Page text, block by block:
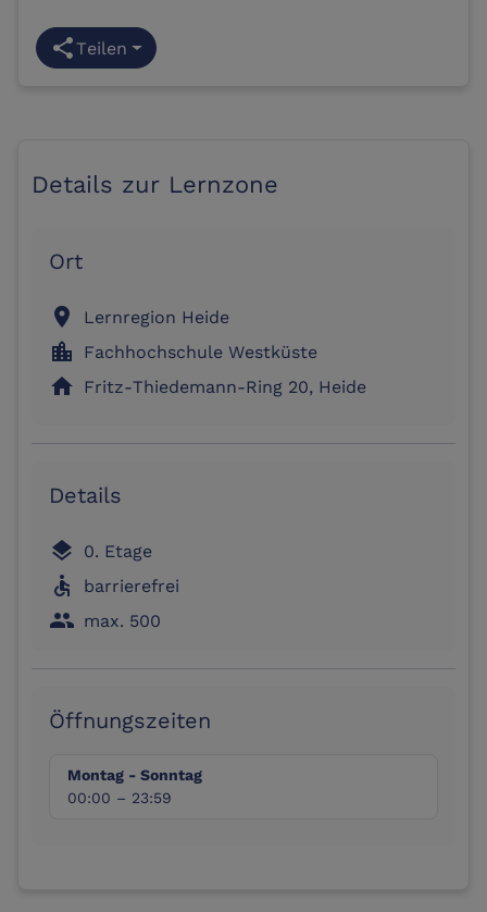
shareTeilen
Details zur Lernzone
Ort
location_on Lernregion Heide
location_city Fachhochschule Westküste
home Fritz-Thiedemann-Ring 20, Heide
Details
layers 0. Etage
accessible barrierefrei
people max. 500
Öffnungszeiten
Montag - Sonntag
00:00 – 23:59